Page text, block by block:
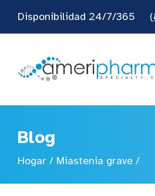
Disponibilidad 24/7/365
Blog
Hogar / Miastenia grave /